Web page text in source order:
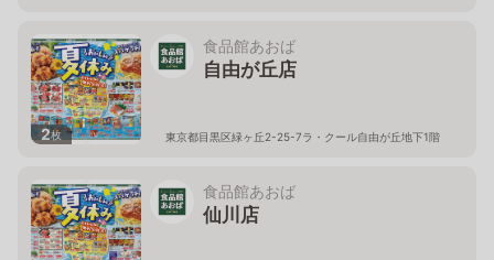
2枚
食品館あおば
自由が丘店
東京都目黒区緑ヶ丘2-25-7ラ・クール自由が丘地下1階
食品館あおば
仙川店